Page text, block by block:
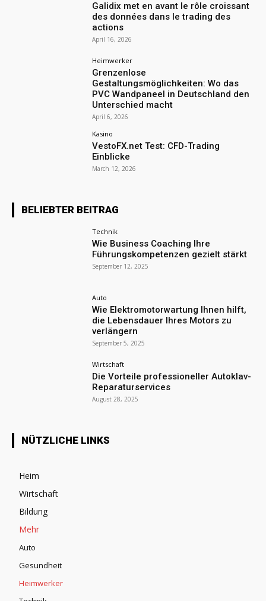
Galidix met en avant le rôle croissant
des données dans le trading des
actions
April 16, 2026
Heimwerker
Grenzenlose
Gestaltungsmöglichkeiten: Wo das
PVC Wandpaneel in Deutschland den
Unterschied macht
April 6, 2026
Kasino
VestoFX.net Test: CFD-Trading
Einblicke
March 12, 2026
BELIEBTER BEITRAG
Technik
Wie Business Coaching Ihre
Führungskompetenzen gezielt stärkt
September 12, 2025
Auto
Wie Elektromotorwartung Ihnen hilft,
die Lebensdauer Ihres Motors zu
verlängern
September 5, 2025
Wirtschaft
Die Vorteile professioneller Autoklav-
Reparaturservices
August 28, 2025
NÜTZLICHE LINKS
Heim
Wirtschaft
Bildung
Mehr
Auto
Gesundheit
Heimwerker